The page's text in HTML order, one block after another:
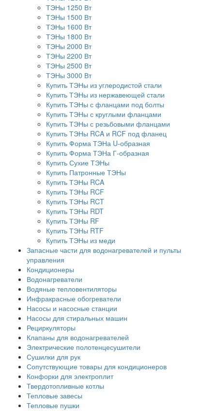
ТЭНы 1250 Вт
ТЭНы 1500 Вт
ТЭНы 1600 Вт
ТЭНы 1800 Вт
ТЭНы 2000 Вт
ТЭНы 2200 Вт
ТЭНы 2500 Вт
ТЭНы 3000 Вт
Купить ТЭНы из углеродистой стали
Купить ТЭНы из нержавеющей стали
Купить ТЭНы с фланцами под болты
Купить ТЭНы с круглыми фланцами
Купить ТЭНы с резьбовыми фланцами
Купить ТЭНы RCA и RCF под фланец
Купить Форма ТЭНа U-образная
Купить Форма ТЭНа Г-образная
Купить Сухие ТЭНы
Купить Патронные ТЭНы
Купить ТЭНы RCA
Купить ТЭНы RCF
Купить ТЭНы RCT
Купить ТЭНы RDT
Купить ТЭНы RF
Купить ТЭНы RTF
Купить ТЭНы из меди
Запасные части для водонагревателей и пульты
управления
Кондиционеры
Водонагреватели
Водяные тепловентиляторы
Инфракрасные обогреватели
Насосы и насосные станции
Насосы для стиральных машин
Рециркуляторы
Клапаны для водонагревателей
Электрические полотенцесушители
Сушилки для рук
Сопутствующие товары для кондиционеров
Конфорки для электроплит
Твердотопливные котлы
Тепловые завесы
Тепловые пушки